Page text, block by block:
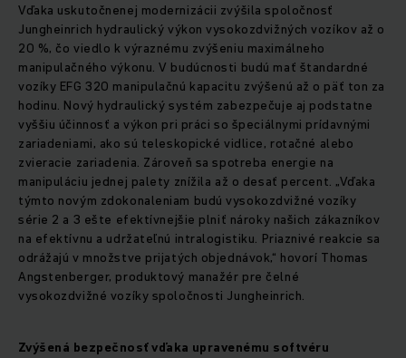
Vďaka uskutočnenej modernizácii zvýšila spoločnosť
Jungheinrich hydraulický výkon vysokozdvižných vozíkov až o
20 %, čo viedlo k výraznému zvýšeniu maximálneho
manipulačného výkonu. V budúcnosti budú mať štandardné
vozíky EFG 320 manipulačnú kapacitu zvýšenú až o päť ton za
hodinu. Nový hydraulický systém zabezpečuje aj podstatne
vyššiu účinnosť a výkon pri práci so špeciálnymi prídavnými
zariadeniami, ako sú teleskopické vidlice, rotačné alebo
zvieracie zariadenia. Zároveň sa spotreba energie na
manipuláciu jednej palety znížila až o desať percent. „Vďaka
týmto novým zdokonaleniam budú vysokozdvižné vozíky
série 2 a 3 ešte efektívnejšie plniť nároky našich zákazníkov
na efektívnu a udržateľnú intralogistiku. Priaznivé reakcie sa
odrážajú v množstve prijatých objednávok,“ hovorí Thomas
Angstenberger, produktový manažér pre čelné
vysokozdvižné vozíky spoločnosti Jungheinrich.
Zvýšená bezpečnosť vďaka upravenému softvéru